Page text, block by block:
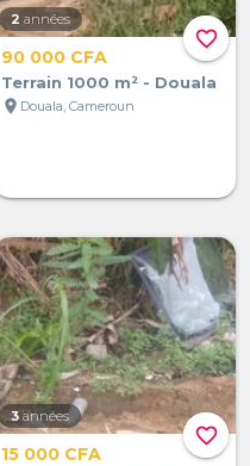
favorite_border
2 années
90 000 CFA
Terrain 1000 m² - Douala
location_on Douala, Cameroun
favorite_border
3 années
15 000 CFA